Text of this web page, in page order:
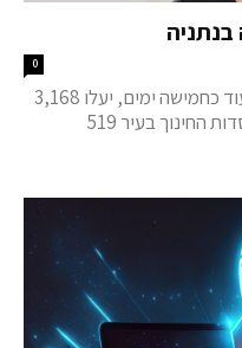
0
בשנת הלימודים הקרובה, שתפתח בעוד כחמישה ימים, יעלו 3,168
תלמידים לכיתה א'. השנה יקלטו במוסדות החינוך בעיר 519